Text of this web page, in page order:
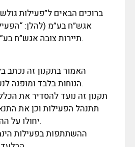
ברוכים הבאים ל”פעילות
אגש”ח בע”מ (להלן:
תיירות צובה אגש”ח בע”מ (להלן: “החברה”).
הנוחות בלבד ומופנה לנשים ולגברים כאחד.
תתנהל הפעילות וכן את
יחולו על ההשתתפות בפעילות.